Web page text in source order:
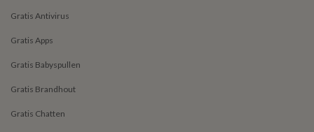
Gratis Antivirus
Gratis Apps
Gratis Babyspullen
Gratis Brandhout
Gratis Chatten